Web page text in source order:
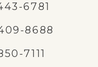
6781
8688
7111